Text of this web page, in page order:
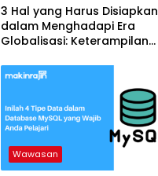
3 Hal yang Harus Disiapkan
dalam Menghadapi Era
Globalisasi: Keterampilan
Wawasan